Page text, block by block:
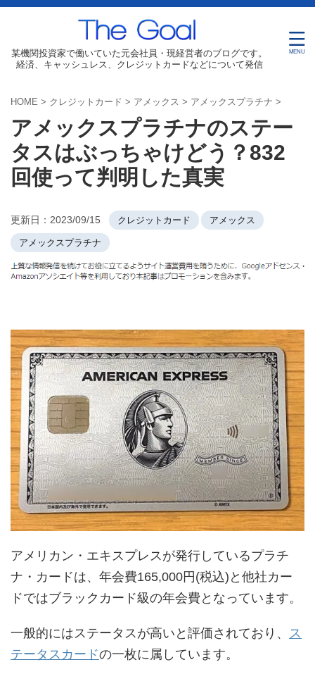
某機関投資家で働いていた元会社員・現経営者のブログです。
経済、キャッシュレス、クレジットカードなどについて発信
HOME > クレジットカード > アメックス > アメックスプラチナ >
アメックスプラチナのステー
タスはぶっちゃけどう？832
回使って判明した真実
更新日： 2023/09/15 クレジットカード アメックス
アメックスプラチナ
アメリカン・エキスプレスが発行しているプラチ
ナ・カードは、年会費165,000円(税込)と他社カー
ドではブラックカード級の年会費となっています。
一般的にはステータスが高いと評価されており、
ス
テータスカードの一枚に属しています。